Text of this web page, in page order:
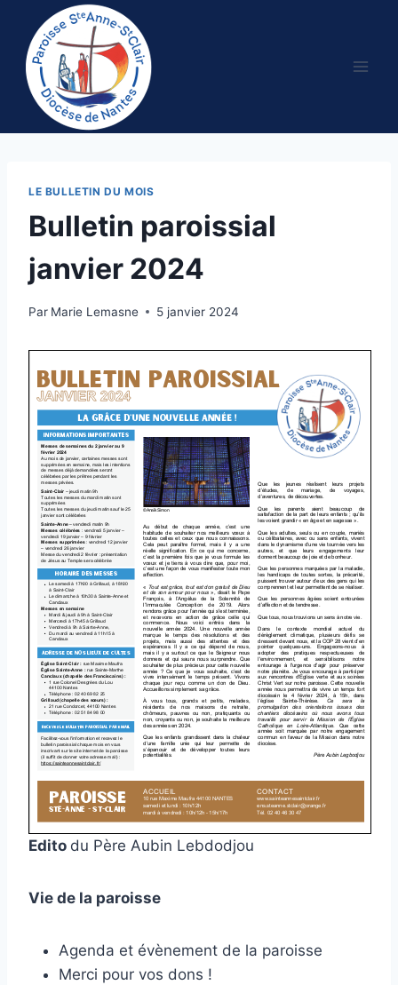
contenu
LE BULLETIN DU MOIS
Bulletin paroissial
janvier 2024
Par Marie Lemasne 5 janvier 2024
Edito du Père Aubin Lebdodjou
Vie de la paroisse
Agenda et évènement de la paroisse
Merci pour vos dons !